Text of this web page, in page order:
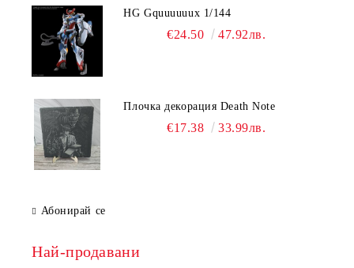
HG Gquuuuuux 1/144
€24.50 47.92лв.
Плочка декорация Death Note
€17.38 33.99лв.
Абонирай се
Най-продавани